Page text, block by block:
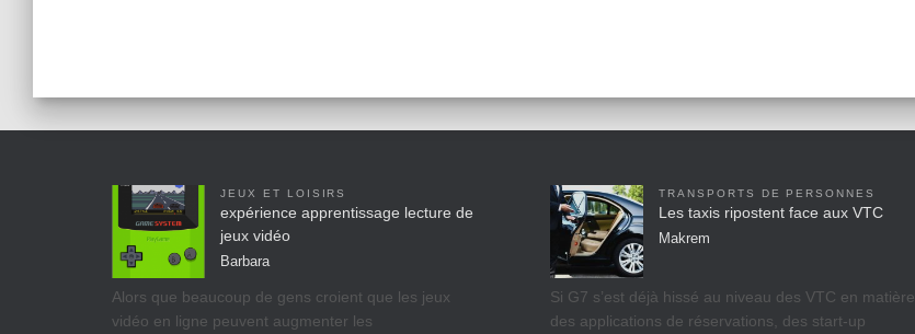
JEUX ET LOISIRS
expérience apprentissage lecture de
jeux vidéo
Barbara
Alors que beaucoup de gens croient que les jeux
vidéo en ligne peuvent augmenter les
TRANSPORTS DE PERSONNES
Les taxis ripostent face aux VTC
Makrem
Si G7 s’est déjà hissé au niveau des VTC en matière
des applications de réservations, des start-up